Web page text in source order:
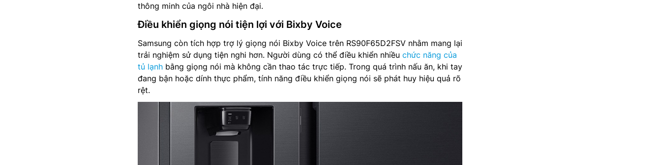
thông minh của ngôi nhà hiện đại.
Điều khiển giọng nói tiện lợi với Bixby Voice
Samsung còn tích hợp trợ lý giọng nói Bixby Voice trên RS90F65D2FSV nhằm mang lại
trải nghiệm sử dụng tiện nghi hơn. Người dùng có thể điều khiển nhiều chức năng của
tủ lạnh bằng giọng nói mà không cần thao tác trực tiếp. Trong quá trình nấu ăn, khi tay
đang bận hoặc dính thực phẩm, tính năng điều khiển giọng nói sẽ phát huy hiệu quả rõ
rệt.